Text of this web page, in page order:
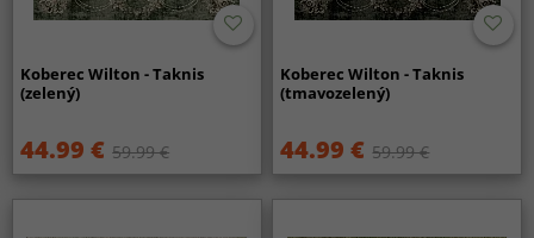
Koberec Wilton - Taknis
(zelený)
44.99 € 59.99 €
Koberec Wilton - Taknis
(tmavozelený)
44.99 € 59.99 €